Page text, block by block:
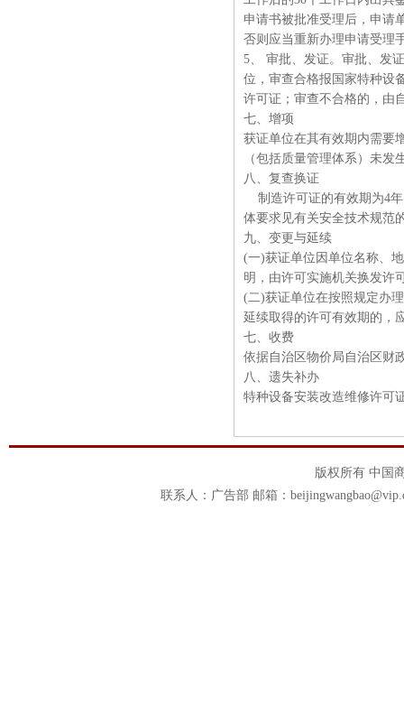
申请书被批准受理后，申请
否则应当重新办理申请受理
5、 审批、发证。审批、发
位，审查合格报国家特种设
许可证；审查不合格的，由
七、增项
获证单位在其有效期内需要
（包括质量管理体系）未
八、复查换证
制造许可证的有效期为4年
体要求见有关安全技术规范
九、变更与延续
(一)获证单位因单位名称、
明，由许可实施机关换发许
(二)获证单位在按照规定办
延续取得的许可有效期的，
七、收费
依据自治区物价局自治区财
八、遗失补办
特种设备安装改造维修许可
版权所有 中国
联系人：广告部 邮箱：